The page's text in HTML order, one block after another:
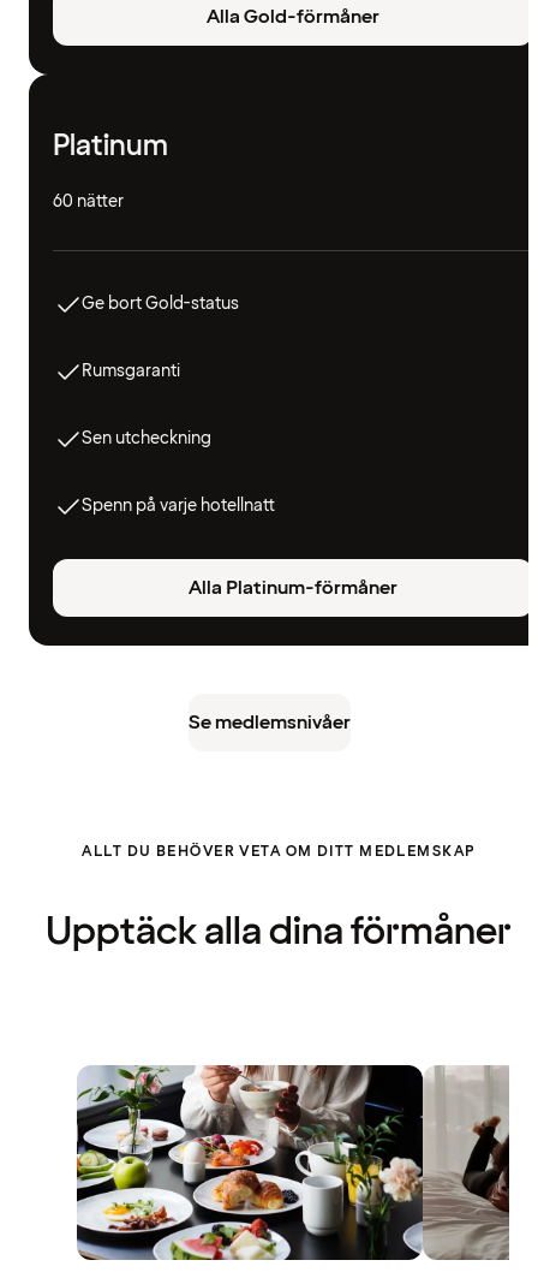
Alla Gold-förmåner
Platinum
60 nätter
Ge bort Gold-status
Rumsgaranti
Sen utcheckning
Spenn på varje hotellnatt
Alla Platinum-förmåner
Se medlemsnivåer
ALLT DU BEHÖVER VETA OM DITT MEDLEMSKAP
Upptäck alla dina förmåner